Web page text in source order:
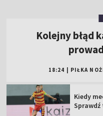
Fatalny
Świątek